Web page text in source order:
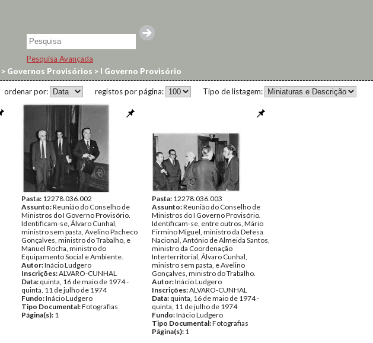
Pesquisa Avançada
> Governos Provisórios > I Governo Provisório
Tipo de listagem:
registos por página:
ordenar por:
Pasta: 12278.036.002
Assunto:Reunião do Conselho de
Ministros do I Governo Provisório.
Identificam-se, Álvaro Cunhal,
ministro sem pasta, Avelino Pacheco
Gonçalves, ministro do Trabalho, e
Manuel Rocha, ministro do
Equipamento Social e Ambiente.
Autor:Inácio Ludgero
Inscrições:ALVARO-CUNHAL
Data: quinta, 16 de maio de 1974 -
quinta, 11 de julho de 1974
Fundo:Inácio Ludgero
Tipo Documental:Fotografias
Página(s): 1
Pasta: 12278.036.003
Assunto:Reunião do Conselho de
Ministros do I Governo Provisório.
Identificam-se, entre outros, Mário
Firmino Miguel, ministro da Defesa
Nacional, António de Almeida Santos,
ministro da Coordenação
Interterritorial, Álvaro Cunhal,
ministro sem pasta, e Avelino
Gonçalves, ministro do Trabalho.
Autor:Inácio Ludgero
Inscrições:ALVARO-CUNHAL
Data: quinta, 16 de maio de 1974 -
quinta, 11 de julho de 1974
Fundo:Inácio Ludgero
Tipo Documental:Fotografias
Página(s): 1